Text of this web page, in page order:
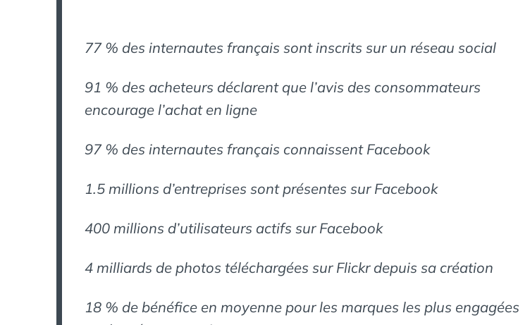
77 % des internautes français sont inscrits sur un réseau social
91 % des acheteurs déclarent que l’avis des consommateurs
encourage l’achat en ligne
97 % des internautes français connaissent Facebook
1.5 millions d’entreprises sont présentes sur Facebook
400 millions d’utilisateurs actifs sur Facebook
4 milliards de photos téléchargées sur Flickr depuis sa création
18 % de bénéfice en moyenne pour les marques les plus engagées